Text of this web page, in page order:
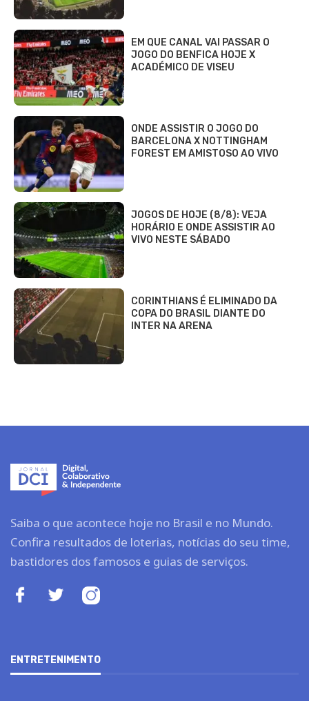
EM QUE CANAL VAI PASSAR O
JOGO DO BENFICA HOJE X
ACADÉMICO DE VISEU
ONDE ASSISTIR O JOGO DO
BARCELONA X NOTTINGHAM
FOREST EM AMISTOSO AO VIVO
JOGOS DE HOJE (8/8): VEJA
HORÁRIO E ONDE ASSISTIR AO
VIVO NESTE SÁBADO
CORINTHIANS É ELIMINADO DA
COPA DO BRASIL DIANTE DO
INTER NA ARENA
Saiba o que acontece hoje no Brasil e no Mundo.
Confira resultados de loterias, notícias do seu time,
bastidores dos famosos e guias de serviços.
ENTRETENIMENTO